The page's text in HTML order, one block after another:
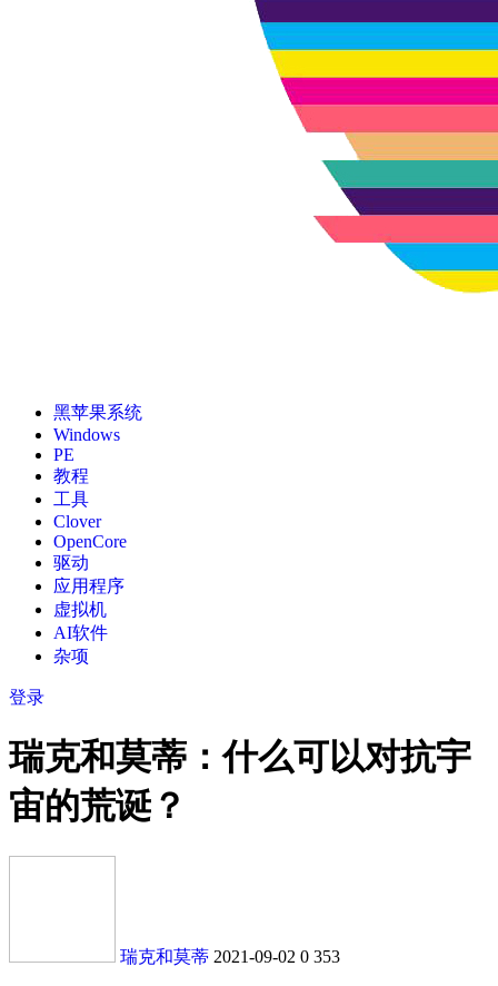
黑苹果系统
Windows
PE
教程
工具
Clover
OpenCore
驱动
应用程序
虚拟机
AI软件
杂项
登录
瑞克和莫蒂：什么可以对抗宇
宙的荒诞？
瑞克和莫蒂 2021-09-02 0 353